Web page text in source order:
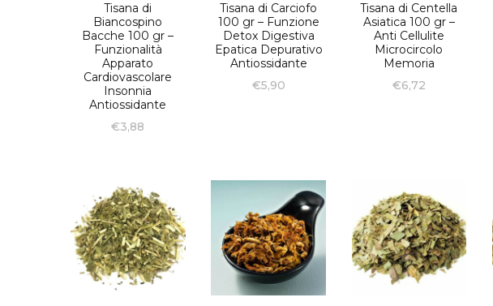
Tisana di
Biancospino
Bacche 100 gr –
Funzionalità
Apparato
Cardiovascolare
Insonnia
Antiossidante
€3,88
Tisana di Carciofo
100 gr – Funzione
Detox Digestiva
Epatica Depurativo
Antiossidante
€5,90
Tisana di Centella
Asiatica 100 gr –
Anti Cellulite
Microcircolo
Memoria
€6,72